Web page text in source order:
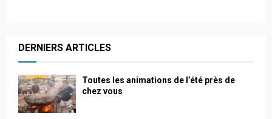
DERNIERS ARTICLES
Toutes les animations de l’été près de
chez vous